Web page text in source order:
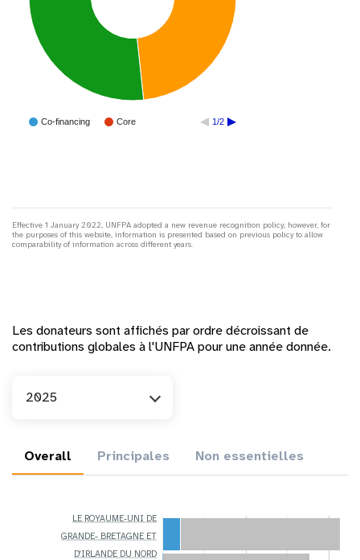
Co-financing Core 1/2
Effective 1 January 2022, UNFPA adopted a new revenue recognition policy; however, for
the purposes of this website, information is presented based on previous policy to allow
comparability of information across different years.
Les donateurs sont affichés par ordre décroissant de
contributions globales à l'UNFPA pour une année donnée.
2025
Overall Principales Non essentielles
LE ROYAUME-UNI DE
GRANDE- BRETAGNE ET
D'IRLANDE DU NORD